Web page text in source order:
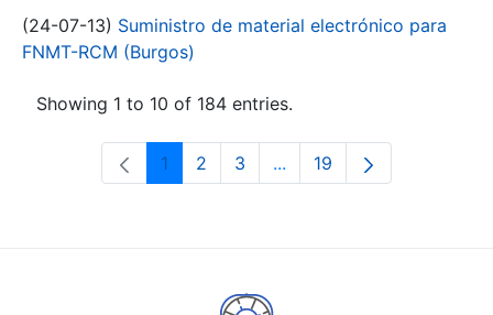
(24-07-13) Suministro de material electrónico para
FNMT-RCM (Burgos)
Showing 1 to 10 of 184 entries.
Page
1 Page
2 Page
3 ...Intermediate Pages Use
Page
19